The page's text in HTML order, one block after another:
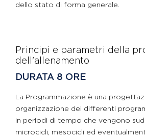
dello stato di forma generale.
Principi e parametri della
dell'allenamento
DURATA 8 ORE
La Programmazione è una
organizzazione dei differenti
in periodi di tempo che vengono
microcicli, mesocicli ed